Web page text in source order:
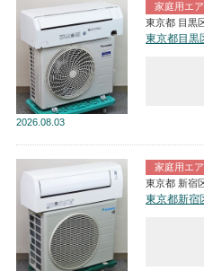
2026 08.03
家庭用エ
東京都 目黒
家庭用エ
東京都 新宿